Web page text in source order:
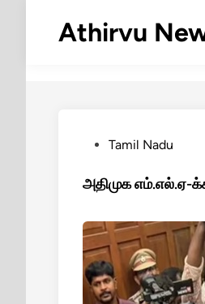
Athirvu
PostedTamil Nadu
அதிமுக எம்.எல்.ஏ-